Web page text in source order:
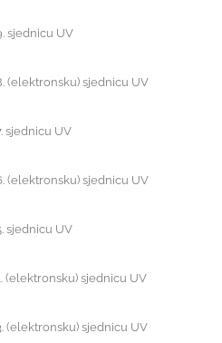
sjednicu UV
(elektronsku) sjednicu UV
sjednicu UV
(elektronsku) sjednicu UV
sjednicu UV
(elektronsku) sjednicu UV
(elektronsku) sjednicu UV